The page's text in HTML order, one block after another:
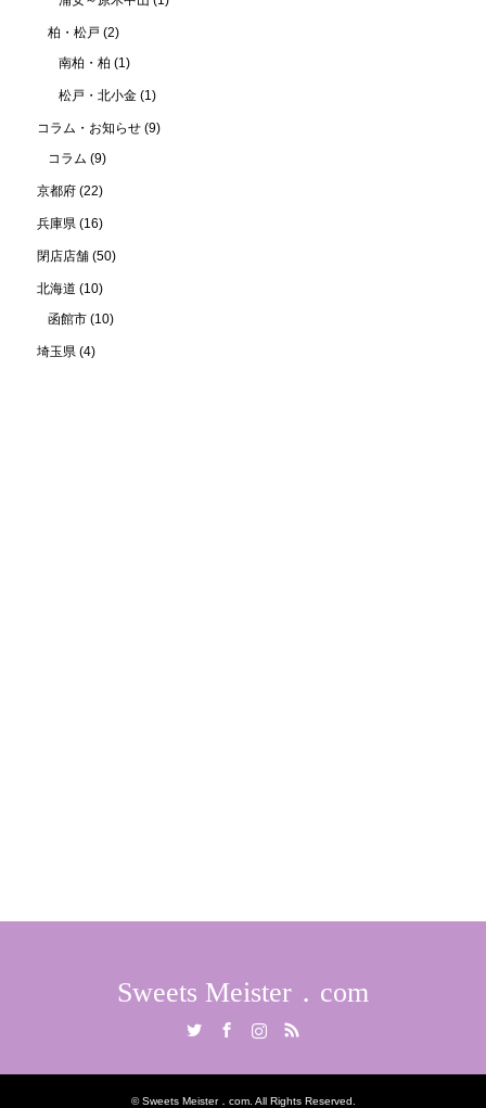
柏・松戸 (2)
南柏・柏 (1)
松戸・北小金 (1)
コラム・お知らせ (9)
コラム (9)
京都府 (22)
兵庫県 (16)
閉店店舗 (50)
北海道 (10)
函館市 (10)
埼玉県 (4)
Sweets Meister．com
RSS
©Sweets Meister．com. All Rights Reserved.